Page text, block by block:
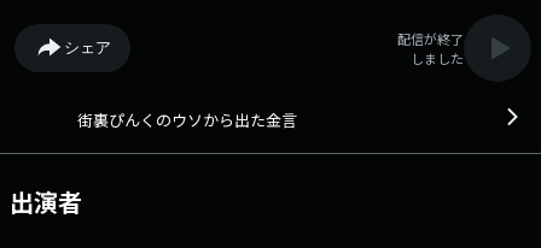
ールアドレス：pink@obc1314.com ◆番組公式X：@usokin_obc ハ
ッシュタグ：#ウソキン ------------------------------
シェア
配信が終了
しました
街裏ぴんくのウソから出た金言
出演者